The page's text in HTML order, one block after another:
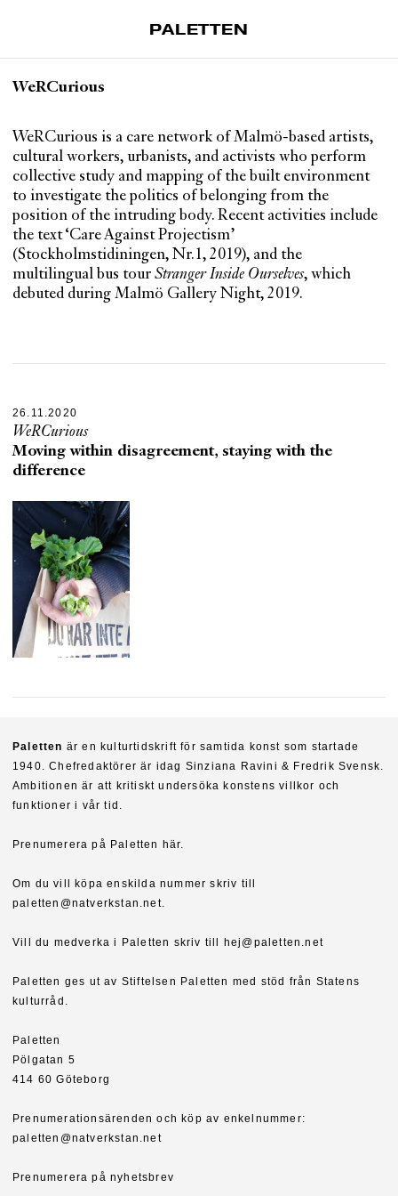
PALETTEN
Om Paletten
Prenumerationer
Köp enkelnummer
Nyhetsbrev
Kontakt
WeRCurious
WeRCurious is a care network of Malmö-based artists,
cultural workers, urbanists, and activists who perform
collective study and mapping of the built environment
to investigate the politics of belonging from the
position of the intruding body. Recent activities include
the text ‘Care Against Projectism’
(Stockholmstidiningen, Nr.1, 2019), and the
multilingual bus tour Stranger Inside Ourselves, which
debuted during Malmö Gallery Night, 2019.
26.11.2020
WeRCurious
Moving within disagreement, staying with the
difference
Paletten är en kulturtidskrift för samtida konst som startade
1940. Chefredaktörer är idag Sinziana Ravini & Fredrik Svensk.
Ambitionen är att kritiskt undersöka konstens villkor och
funktioner i vår tid.
Prenumerera på Paletten här.
Om du vill köpa enskilda nummer skriv till
paletten@natverkstan.net.
Vill du medverka i Paletten skriv till hej@paletten.net
Paletten ges ut av Stiftelsen Paletten med stöd från Statens
kulturråd.
Paletten
Pölgatan 5
414 60 Göteborg
Prenumerationsärenden och köp av enkelnummer:
paletten@natverkstan.net
Prenumerera på nyhetsbrev